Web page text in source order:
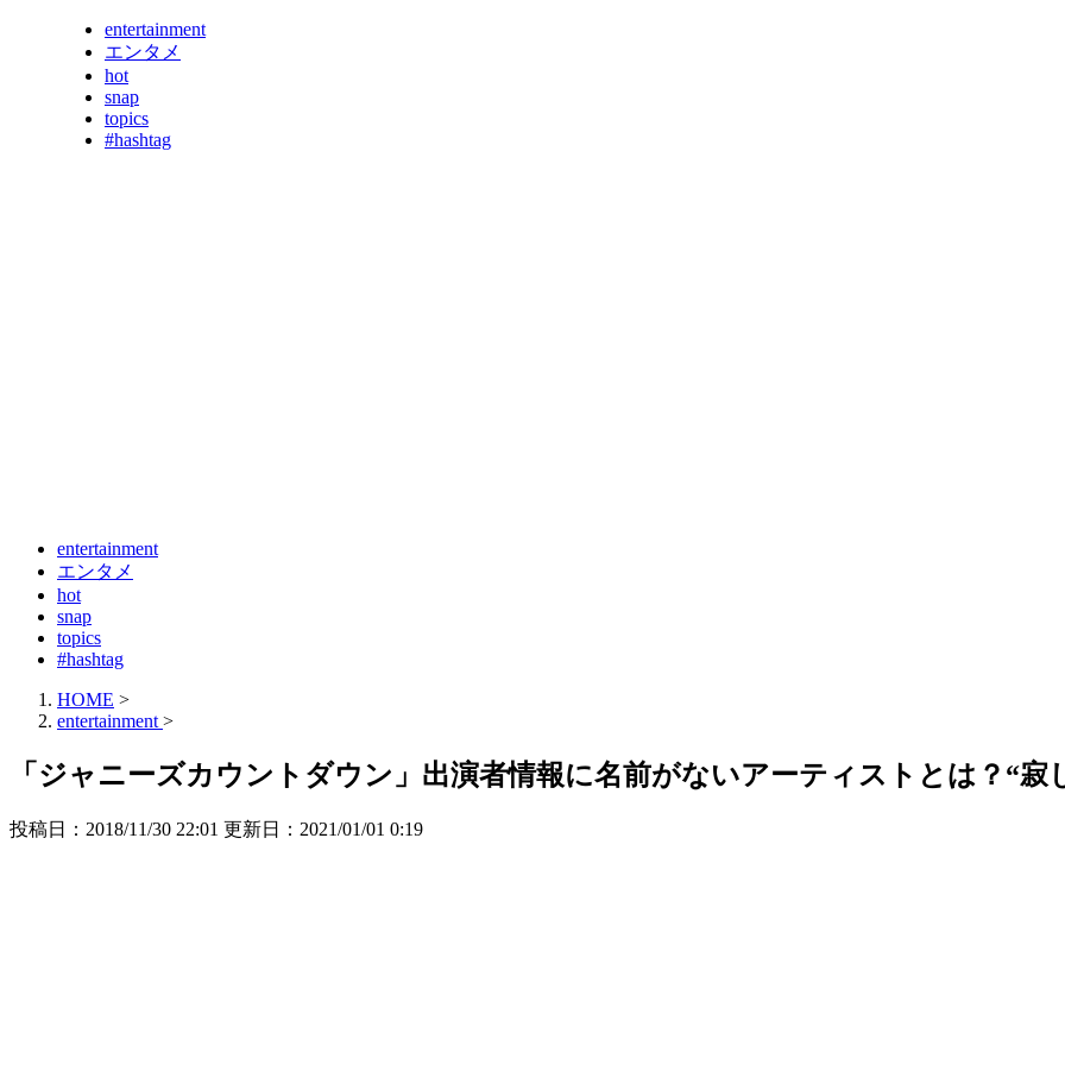
entertainment
エンタメ
hot
snap
topics
#hashtag
entertainment
エンタメ
hot
snap
topics
#hashtag
HOME >
entertainment >
「ジャニーズカウントダウン」出演者情報に名前がないアーティストとは？“寂
投稿日：2018/11/30 22:01 更新日： 2021/01/01 0:19